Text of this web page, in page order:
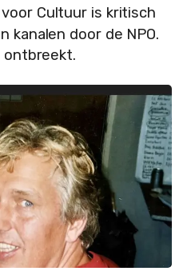
voor Cultuur is kritisch
kanalen door de NPO.
ontbreekt.